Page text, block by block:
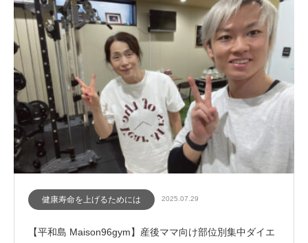
健康寿命を上げるためには 2025.07.29
【平和島 Maison96gym】産後ママ向け部位別集中ダイエ